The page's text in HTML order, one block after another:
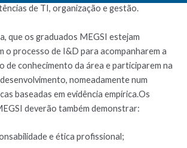
de TI, organização e gestão.
que os graduados MEGSI estejam
o processo de I&D para acompanharem a
de conhecimento da área e participarem na
nomeadamente num
baseadas em evidência empírica.Os
deverão também demonstrar:
e ética profissional;